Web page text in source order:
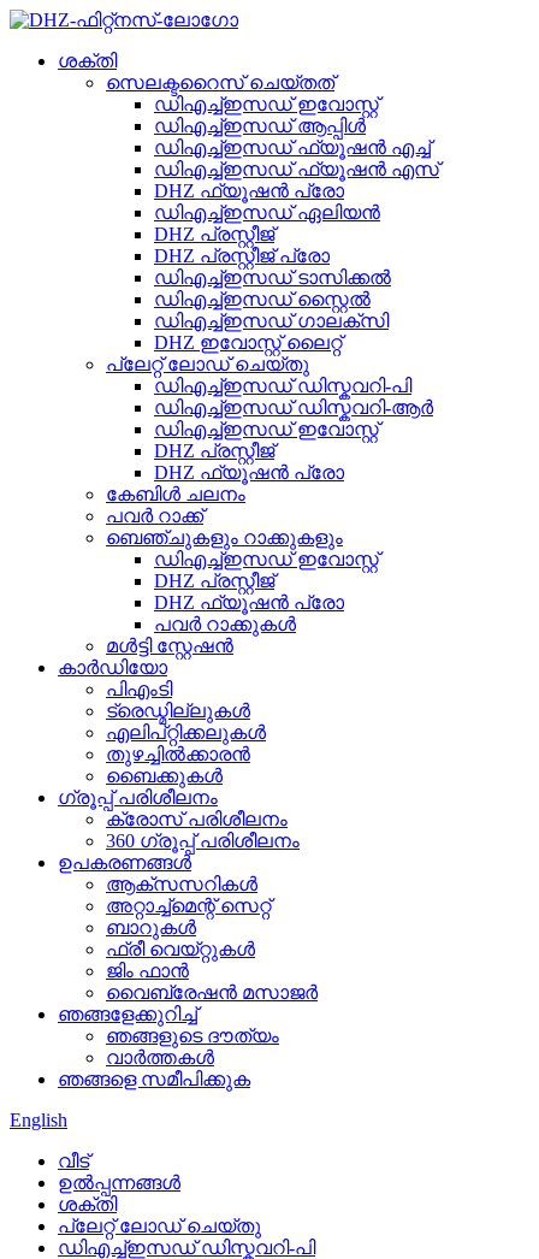
ശക്തി
സെലക്ടറൈസ് ചെയ്‌തത്
ഡിഎച്ച്ഇസഡ് ഇവോസ്റ്റ്
ഡിഎച്ച്ഇസഡ് ആപ്പിൾ
ഡിഎച്ച്ഇസഡ് ഫ്യൂഷൻ എച്ച്
ഡിഎച്ച്ഇസഡ് ഫ്യൂഷൻ എസ്
DHZ ഫ്യൂഷൻ പ്രോ
ഡിഎച്ച്ഇസഡ് ഏലിയൻ
DHZ പ്രസ്റ്റീജ്
DHZ പ്രസ്റ്റീജ് പ്രോ
ഡിഎച്ച്ഇസഡ് ടാസിക്കൽ
ഡിഎച്ച്ഇസഡ് സ്റ്റൈൽ
ഡിഎച്ച്ഇസഡ് ഗാലക്സി
DHZ ഇവോസ്റ്റ് ലൈറ്റ്
പ്ലേറ്റ് ലോഡ് ചെയ്തു
ഡിഎച്ച്ഇസഡ് ഡിസ്കവറി-പി
ഡിഎച്ച്ഇസഡ് ഡിസ്കവറി-ആർ
ഡിഎച്ച്ഇസഡ് ഇവോസ്റ്റ്
DHZ പ്രസ്റ്റീജ്
DHZ ഫ്യൂഷൻ പ്രോ
കേബിൾ ചലനം
പവർ റാക്ക്
ബെഞ്ചുകളും റാക്കുകളും
ഡിഎച്ച്ഇസഡ് ഇവോസ്റ്റ്
DHZ പ്രസ്റ്റീജ്
DHZ ഫ്യൂഷൻ പ്രോ
പവർ റാക്കുകൾ
മൾട്ടി സ്റ്റേഷൻ
കാർഡിയോ
പിഎംടി
ട്രെഡ്മില്ലുകൾ
എലിപ്റ്റിക്കലുകൾ
തുഴച്ചിൽക്കാരൻ
ബൈക്കുകൾ
ഗ്രൂപ്പ് പരിശീലനം
ക്രോസ് പരിശീലനം
360 ഗ്രൂപ്പ് പരിശീലനം
ഉപകരണങ്ങൾ
ആക്‌സസറികൾ
അറ്റാച്ച്മെന്റ് സെറ്റ്
ബാറുകൾ
ഫ്രീ വെയ്റ്റുകൾ
ജിം ഫാൻ
വൈബ്രേഷൻ മസാജർ
ഞങ്ങളേക്കുറിച്ച്
ഞങ്ങളുടെ ദൗത്യം
വാർത്തകൾ
ഞങ്ങളെ സമീപിക്കുക
English
വീട്
ഉൽപ്പന്നങ്ങൾ
ശക്തി
പ്ലേറ്റ് ലോഡ് ചെയ്തു
ഡിഎച്ച്ഇസഡ് ഡിസ്കവറി-പി